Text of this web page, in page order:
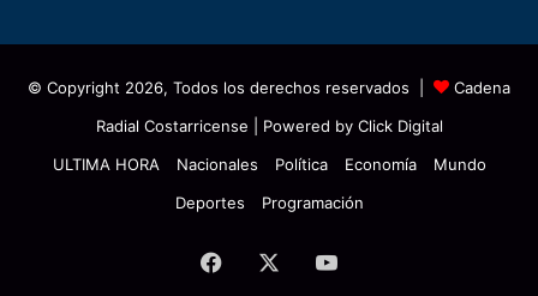
© Copyright 2026, Todos los derechos reservados |
Cadena
Radial Costarricense | Powered by Click Digital
ULTIMA HORA
Nacionales Política Economía
Mundo
Deportes
Programación
Facebook YouTube